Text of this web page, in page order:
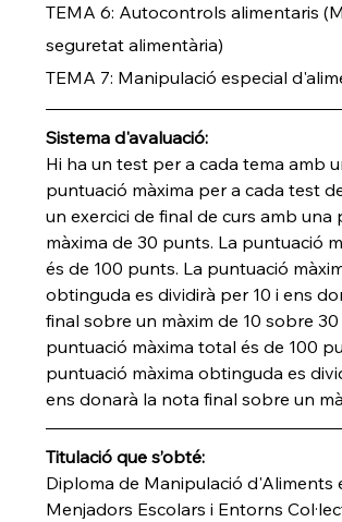
TEMA 6: Autocontrols alimentaris
seguretat alimentària)
TEMA 7: Manipulació especial
Sistema d'avaluació:
Hi ha un test per a cada tema amb
puntuació màxima per a cada test
un exercici de final de curs amb una
màxima de 30 punts. La puntuació
és de 100 punts. La puntuació
obtinguda es dividirà per 10 i ens
final sobre un màxim de 10 sobre
puntuació màxima total és de 100
puntuació màxima obtinguda es
ens donarà la nota final sobre un
Titulació que s’obté:
Diploma de Manipulació d'Aliments
Menjadors Escolars i Entorns